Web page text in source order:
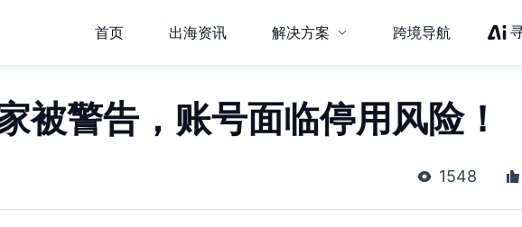
首页 出海资讯 解决方案 跨境导航
被警告，账号面临停用风险！
1548